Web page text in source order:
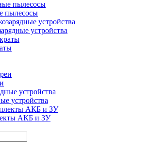
пылесосы
устройства
устройства
АКБ и ЗУ